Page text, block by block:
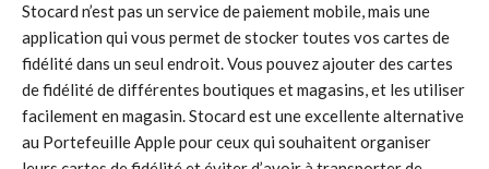
Stocard n’est pas un service de paiement mobile, mais une
application qui vous permet de stocker toutes vos cartes de
fidélité dans un seul endroit. Vous pouvez ajouter des cartes
de fidélité de différentes boutiques et magasins, et les utiliser
facilement en magasin. Stocard est une excellente alternative
au Portefeuille Apple pour ceux qui souhaitent organiser